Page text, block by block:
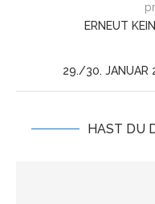
ERNEUT
29./30. JANUAR
HAST DU